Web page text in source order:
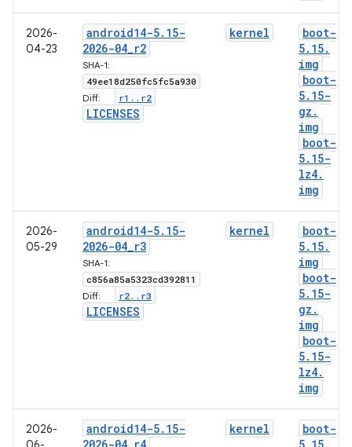
2026-
04-23
android14-5. 15-
2026-04_r2
SHA-1:
49ee18d250fc5fc5a930
Diff: r1 . . r2
LICENSES
kernel
boot-
5. 15.
img
boot-
5. 15-
gz .
img
boot-
5. 15-
lz4.
img
2026-
05-29
android14-5. 15-
2026-04_r3
SHA-1:
c856a85a5323cd392811
Diff: r2. . r3
LICENSES
kernel
boot-
5. 15.
img
boot-
5. 15-
gz .
img
boot-
5. 15-
lz4.
img
2026-
android14-5. 15-
kernel
boot-